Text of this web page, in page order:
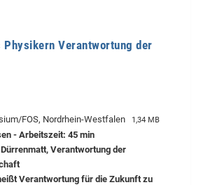
Physikern Verantwortung der
FOS, Nordrhein-Westfalen 1,34 MB
- Arbeitszeit: 45 min
Verantwortung der
Verantwortung für die Zukunft zu